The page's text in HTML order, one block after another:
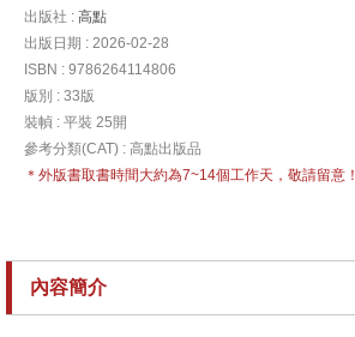
出版社 : 高點
出版日期 : 2026-02-28
ISBN : 9786264114806
版別 : 33版
裝幀 : 平裝 25開
參考分類(CAT) : 高點出版品
＊外版書取書時間大約為7~14個工作天，敬請留意！
內容簡介